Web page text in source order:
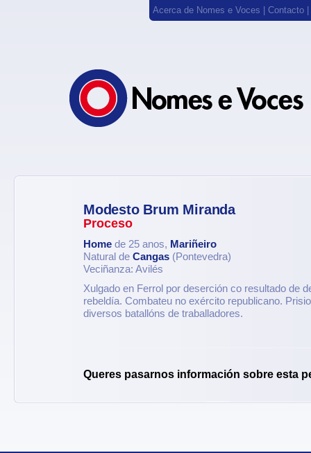
Acerca de Nomes e Voces Contacto
Modesto Brum Miranda
Proceso
Home de 25 anos, Mariñeiro
Natural de Cangas (Pontevedra)
Veciñanza: Avilés
Xulgado en Ferrol por deserción co resultado de
rebeldía. Combateu no exército republicano.
diversos batallóns de traballadores.
Queres pasarnos información sobre esta